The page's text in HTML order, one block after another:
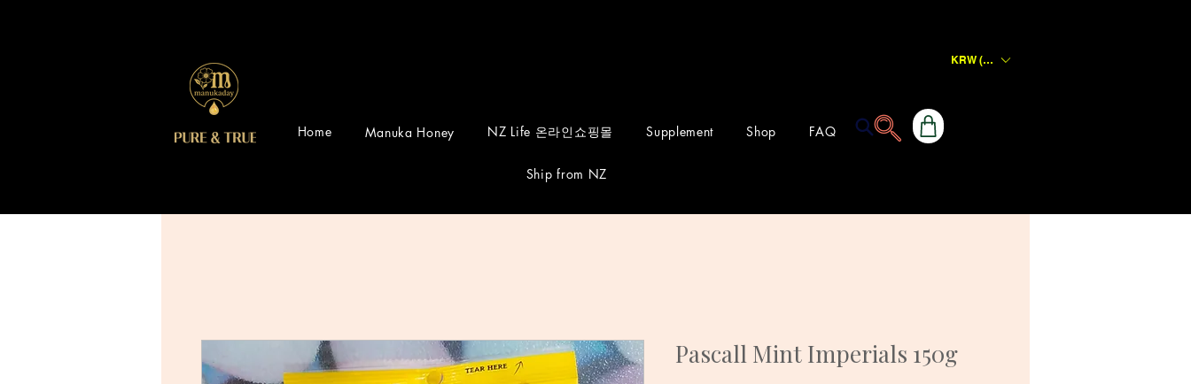
KRW (₩)
Home Manuka Honey NZ Life 온라인쇼핑몰 Supplement Shop FAQ
Ship from NZ
Pascall Mint Imperials 150g